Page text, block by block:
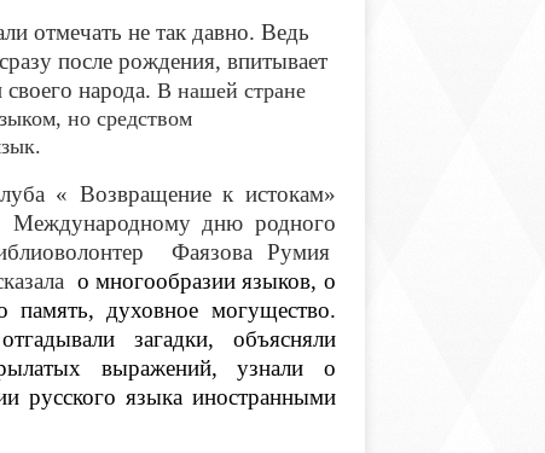
отмечать не так давно. Ведь
после рождения, впитывает
народа. В нашей стране
но средством
« Возвращение к истокам»
Международному дню родного
Фаязова Румия
о многообразии языков, о
память, духовное могущество.
загадки, объясняли
выражений, узнали о
русского языка иностранными